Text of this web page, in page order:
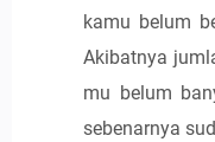
kamu belum
Akibatnya
mu belum
sebenarnya